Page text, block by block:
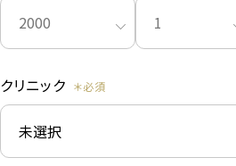
クリニック